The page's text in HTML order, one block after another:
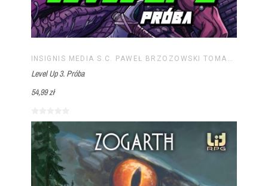
INSIGNIS MEDIA S.C. PAWEŁ BRZOZOWSKI TOMASZ BRZOZOWSKI
Level Up 3. Próba
54,99 zł